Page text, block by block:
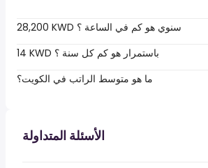
28,200 KWD سنوي هو كم في الساعة ؟
14 KWD باستمرار هو كم كل سنة ؟
ما هو متوسط الراتب في الكويت؟
الأسئلة المتداولة